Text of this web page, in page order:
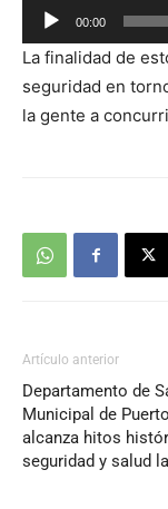
Reproductor
de
audio
00:00
La finalidad de
seguridad en
la gente a
Artículo anterior
Departamento de
Municipal de
alcanza hitos
seguridad y salud